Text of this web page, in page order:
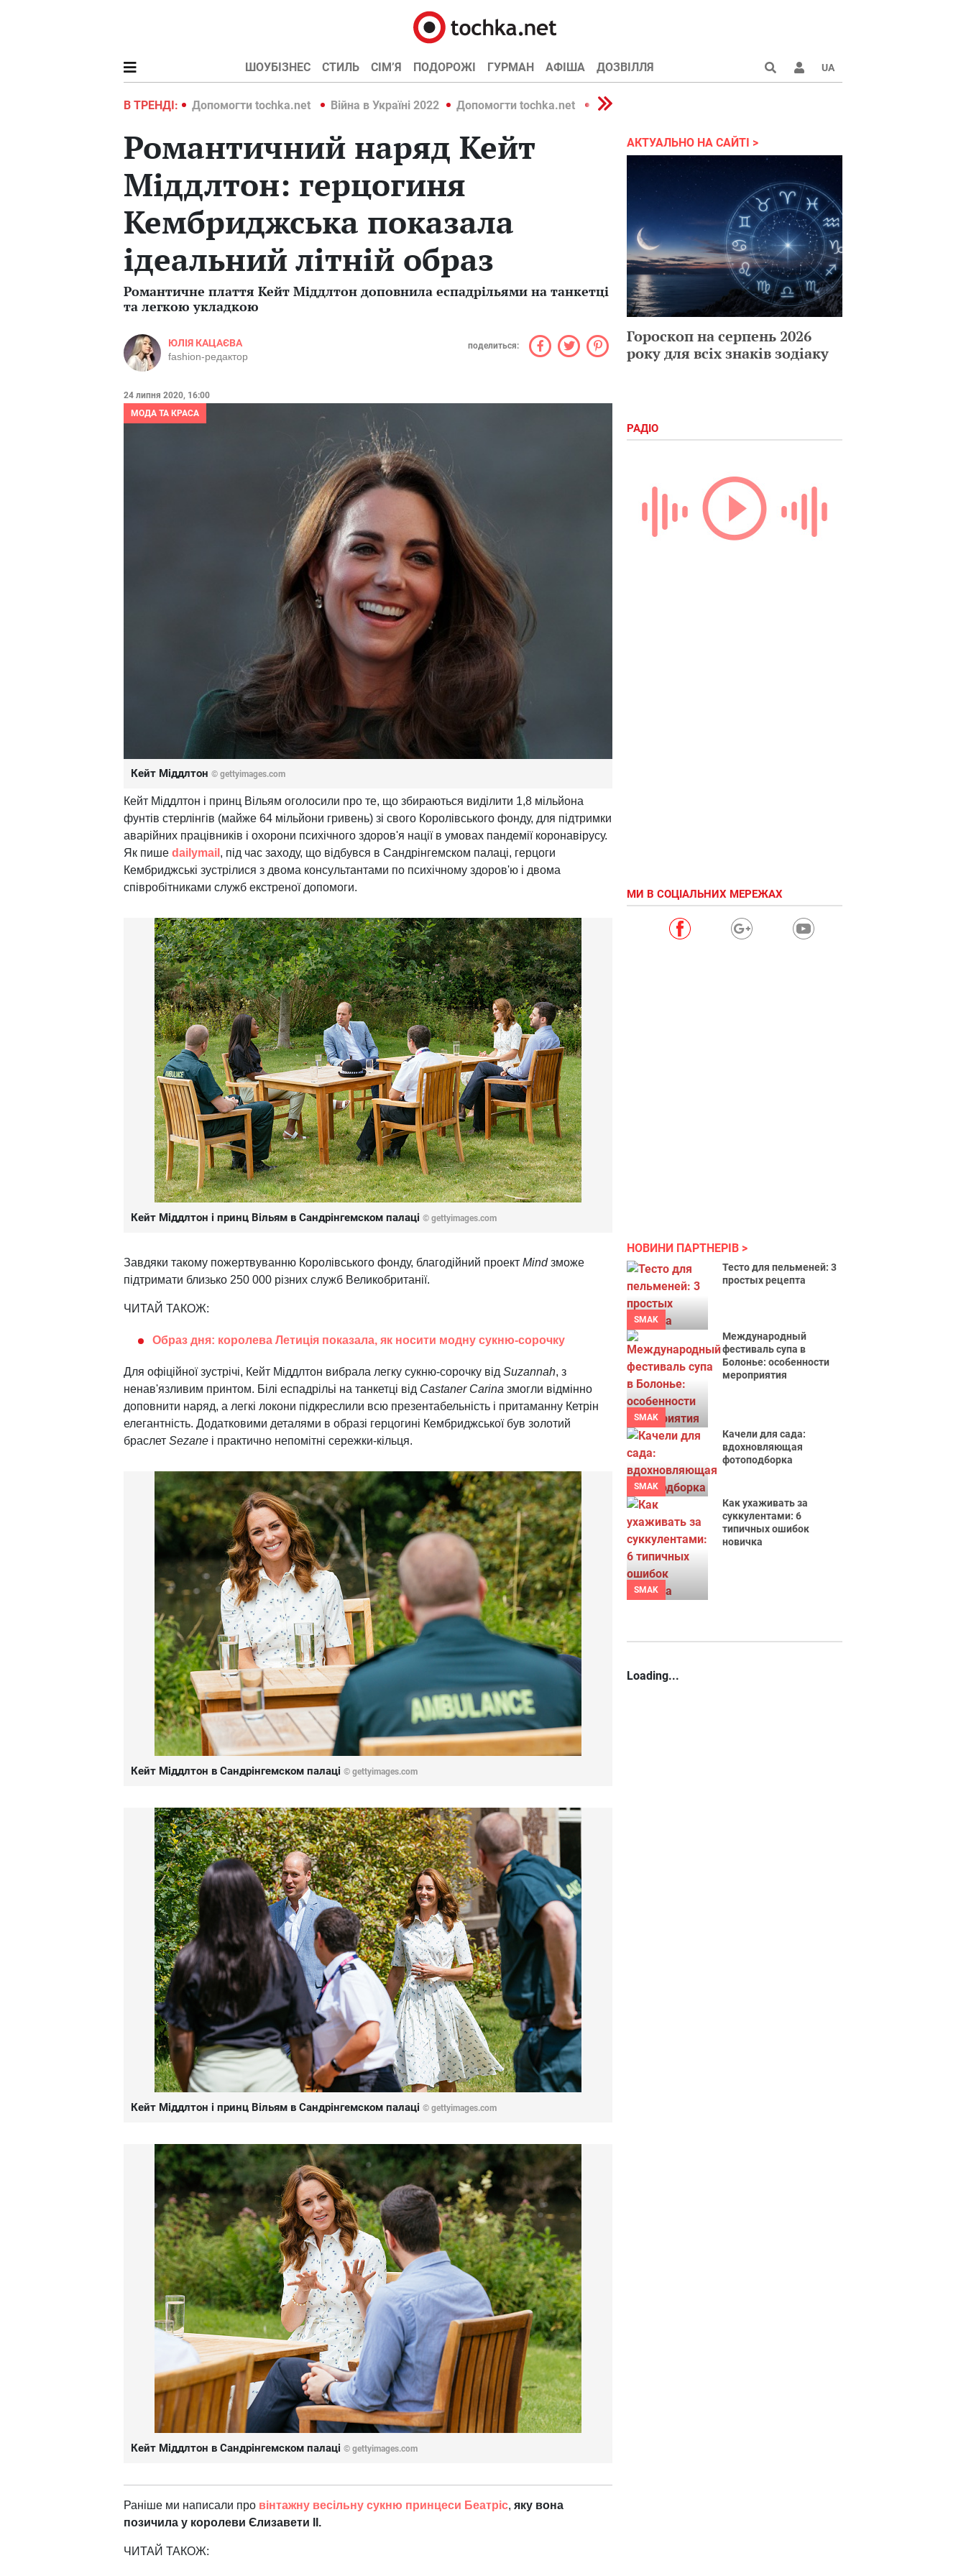
ШОУБІЗНЕС СТИЛЬ СІМ’Я ПОДОРОЖІ ГУРМАН АФІША ДОЗВІЛЛЯ UA
В ТРЕНДІ:
Війна в Україні 2022 Допомогти tochka.net Війна в Україні 2022 Допомогти tochka.net Війна в Україні 2022
Романтичний наряд Кейт
Міддлтон: герцогиня
Кембриджська показала
ідеальний літній образ
Романтичне плаття Кейт Міддлтон доповнила еспадрільями на танкетці
та легкою укладкою
ЮЛІЯ КАЦАЄВА
fashion-редактор
поделиться:
24 липня 2020, 16:00
МОДА ТА КРАСА
Кейт Міддлтон © gettyimages.com
Кейт Міддлтон і принц Вільям оголосили про те, що збираються виділити 1,8 мільйона
фунтів стерлінгів (майже 64 мільйони гривень) зі свого Королівського фонду, для підтримки
аварійних працівників і охорони психічного здоров'я нації в умовах пандемії коронавірусу.
Як пише dailymail , під час заходу, що відбувся в Сандрінгемском палаці, герцоги
Кембриджські зустрілися з двома консультантами по психічному здоров'ю і двома
співробітниками служб екстреної допомоги.
Кейт Міддлтон і принц Вільям в Сандрінгемском палаці © gettyimages.com
Завдяки такому пожертвуванню Королівського фонду, благодійний проект Mind зможе
підтримати близько 250 000 різних служб Великобританії.
ЧИТАЙ ТАКОЖ:
Образ дня: королева Летиція показала, як носити модну сукню-сорочку
Для офіційної зустрічі, Кейт Міддлтон вибрала легку сукню-сорочку від Suzannah, з
ненав'язливим принтом. Білі еспадрільі на танкетці від Castaner Carina змогли відмінно
доповнити наряд, а легкі локони підкреслили всю презентабельність і притаманну Кетрін
елегантність. Додатковими деталями в образі герцогині Кембриджської був золотий
браслет Sezane і практично непомітні сережки-кільця.
Кейт Міддлтон в Сандрінгемском палаці © gettyimages.com
Кейт Міддлтон і принц Вільям в Сандрінгемском палаці © gettyimages.com
Кейт Міддлтон в Сандрінгемском палаці © gettyimages.com
Раніше ми написали про вінтажну весільну сукню принцеси Беатріс, яку вона
позичила у королеви Єлизавети II.
ЧИТАЙ ТАКОЖ:
АКТУАЛЬНО НА САЙТІ
Гороскоп на серпень 2026
року для всіх знаків зодіаку
РАДІО
МИ В СОЦІАЛЬНИХ МЕРЕЖАХ
НОВИНИ ПАРТНЕРІВ
SMAK
Тесто для пельменей: 3
простых рецепта
SMAK
Международный
фестиваль супа в
Болонье: особенности
мероприятия
SMAK
Качели для сада:
вдохновляющая
фотоподборка
SMAK
Как ухаживать за
суккулентами: 6
типичных ошибок
новичка
Loading...